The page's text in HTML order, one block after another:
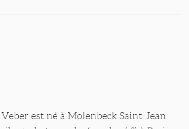
est né à Molenbeck Saint-Jean